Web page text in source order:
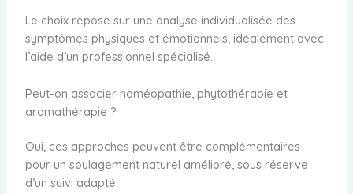
Le choix repose sur une analyse individualisée des
symptômes physiques et émotionnels, idéalement avec
l’aide d’un professionnel spécialisé.
Peut-on associer homéopathie, phytothérapie et
aromathérapie ?
Oui, ces approches peuvent être complémentaires
pour un soulagement naturel amélioré, sous réserve
d’un suivi adapté.